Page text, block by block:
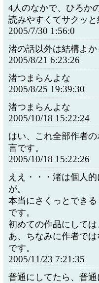
4人のなかで、ひろか
読みやすくてサクッ
2005/7/30 1:56:0
渚の話以外は結構よか
2005/8/21 6:23:26
渚つまらんよな
2005/8/25 19:39:30
渚つまらんよな
2005/10/18 15:22:24
はい、これ全部作者
言です。
2005/10/18 15:22:26
ええ・・・渚は個人
が。
本当にさくっとでき
です。
初めての作品にして
あ、ちなみに作者で
です。
2005/11/23 7:21:35
普通にしてたら、普